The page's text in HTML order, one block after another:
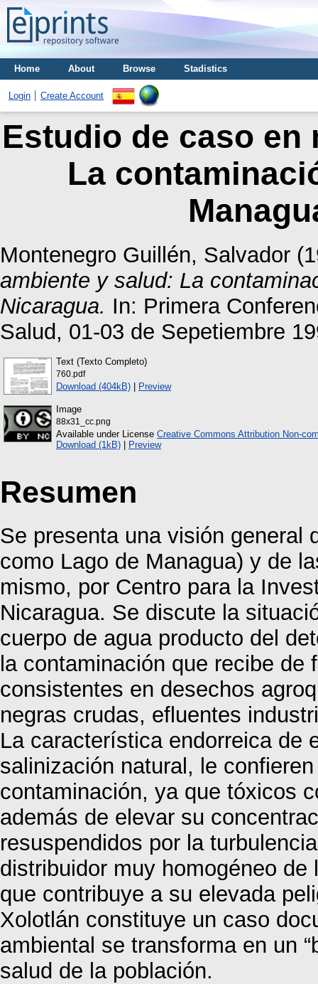
Home About Browse Stadistics
Login Create Account
Estudio de caso en
La
Montenegro Guillén, Salvador
ambiente y salud: La
Nicaragua. In: Primera
Salud, 01-03 de Sepetiembre
Text (Texto Completo)
760.pdf
Download (404kB) | Preview
Image
88x31_cc.png
Available under License Creative Commons Attribution Non-
Download (1kB) | Preview
Resumen
Se presenta una visión general
como Lago de Managua) y de
mismo, por Centro para la
Nicaragua. Se discute la
cuerpo de agua producto del
la contaminación que recibe
consistentes en desechos
negras crudas, efluentes
La característica endorreica de
salinización natural, le
contaminación, ya que tóxicos
además de elevar su
resuspendidos por la
distribuidor muy homogéneo
que contribuye a su elevada
Xolotlán constituye un caso
ambiental se transforma en un
salud de la población.